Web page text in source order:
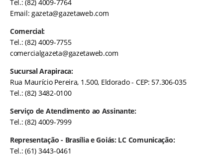
Tel.: (82) 4009-7764
Email:gazeta@gazetaweb.com
Comercial:
Tel.: (82) 4009-7755
comercialgazeta@gazetaweb.com
Sucursal Arapiraca:
Rua Maurício Pereira, 1.500, Eldorado - CEP: 57.306-035
Tel.: (82) 3482-0100
Serviço de Atendimento ao Assinante:
Tel.: (82) 4009-7999
Representação - Brasília e Goiás: LC Comunicação:
Tel.: (61) 3443-0461